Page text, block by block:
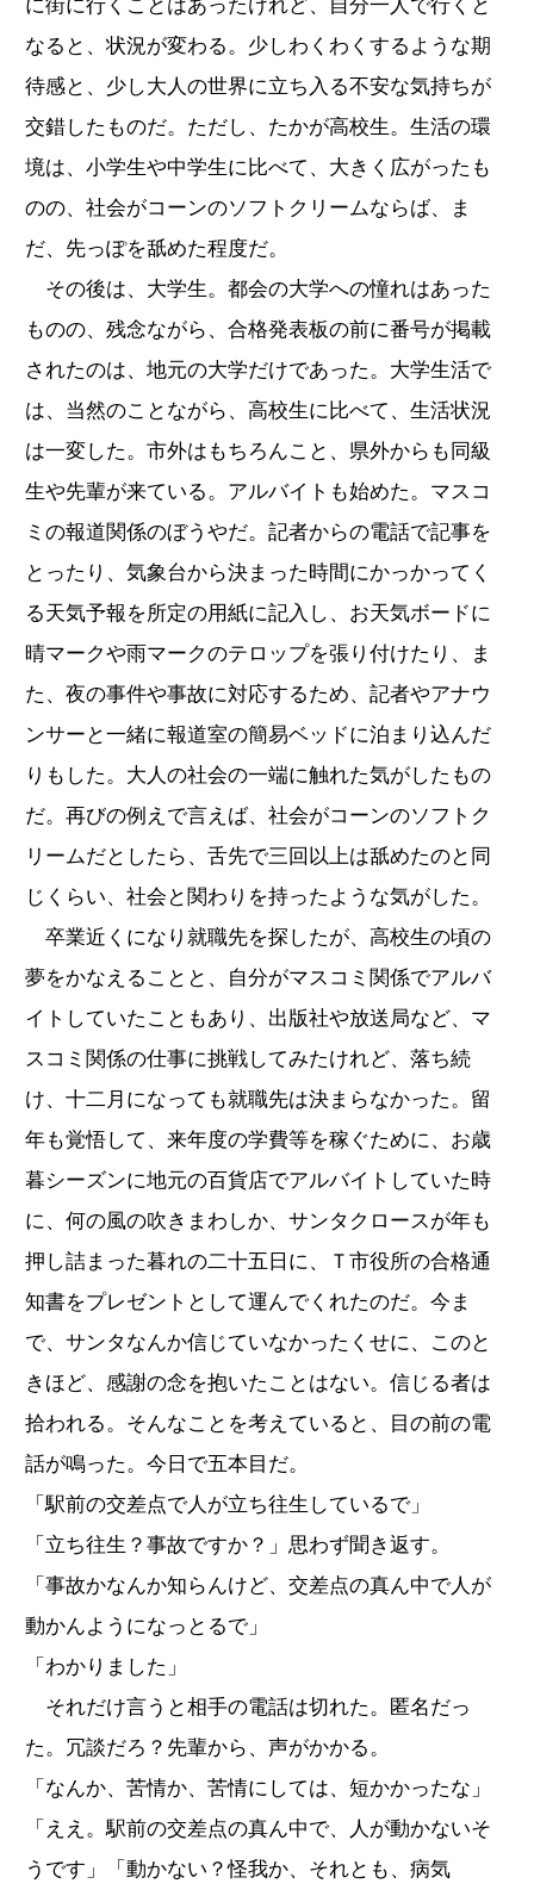
に街に行くことはあったけれど、自分一人で行くと
なると、状況が変わる。少しわくわくするような期
待感と、少し大人の世界に立ち入る不安な気持ちが
交錯したものだ。ただし、たかが高校生。生活の環
境は、小学生や中学生に比べて、大きく広がったも
のの、社会がコーンのソフトクリームならば、ま
だ、先っぽを舐めた程度だ。
その後は、大学生。都会の大学への憧れはあった
ものの、残念ながら、合格発表板の前に番号が掲載
されたのは、地元の大学だけであった。大学生活で
は、当然のことながら、高校生に比べて、生活状況
は一変した。市外はもちろんこと、県外からも同級
生や先輩が来ている。アルバイトも始めた。マスコ
ミの報道関係のぼうやだ。記者からの電話で記事を
とったり、気象台から決まった時間にかっかってく
る天気予報を所定の用紙に記入し、お天気ボードに
晴マークや雨マークのテロップを張り付けたり、ま
た、夜の事件や事故に対応するため、記者やアナウ
ンサーと一緒に報道室の簡易ベッドに泊まり込んだ
りもした。大人の社会の一端に触れた気がしたもの
だ。再びの例えで言えば、社会がコーンのソフトク
リームだとしたら、舌先で三回以上は舐めたのと同
じくらい、社会と関わりを持ったような気がした。
卒業近くになり就職先を探したが、高校生の頃の
夢をかなえることと、自分がマスコミ関係でアルバ
イトしていたこともあり、出版社や放送局など、マ
スコミ関係の仕事に挑戦してみたけれど、落ち続
け、十二月になっても就職先は決まらなかった。留
年も覚悟して、来年度の学費等を稼ぐために、お歳
暮シーズンに地元の百貨店でアルバイトしていた時
に、何の風の吹きまわしか、サンタクロースが年も
押し詰まった暮れの二十五日に、Ｔ市役所の合格通
知書をプレゼントとして運んでくれたのだ。今ま
で、サンタなんか信じていなかったくせに、このと
きほど、感謝の念を抱いたことはない。信じる者は
拾われる。そんなことを考えていると、目の前の電
話が鳴った。今日で五本目だ。
「駅前の交差点で人が立ち往生しているで」
「立ち往生？事故ですか？」思わず聞き返す。
「事故かなんか知らんけど、交差点の真ん中で人が
動かんようになっとるで」
「わかりました」
それだけ言うと相手の電話は切れた。匿名だっ
た。冗談だろ？先輩から、声がかかる。
「なんか、苦情か、苦情にしては、短かかったな」
「ええ。駅前の交差点の真ん中で、人が動かないそ
うです」「動かない？怪我か、それとも、病気